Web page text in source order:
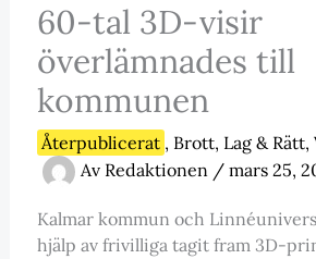
60-tal 3D-visir
överlämnades till
kommunen
Återpublicerat , Brott, Lag & Rätt,
Av Redaktionen / mars 25,
Kalmar kommun och
hjälp av frivilliga tagit fram 3D-